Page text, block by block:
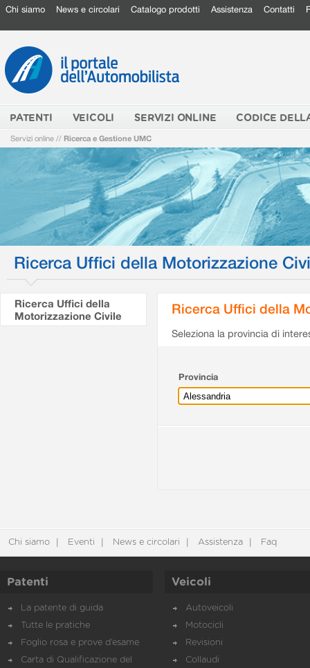
Chi siamo News e circolari Catalogo prodotti Assistenza Contatti
PATENTI VEICOLI SERVIZI ONLINE CODICE
Servizi online // Ricerca e Gestione UMC
Ricerca Uffici della Motorizzazione
Ricerca Uffici della
Motorizzazione Civile
Ricerca Uffici della
Seleziona la provincia di
Provincia
Chi siamo Eventi News e circolari Assistenza Faq
Patenti
La patente di guida
Tutte le pratiche
Foglio rosa e prove d’esame
Carta di Qualificazione del
Veicoli
Autoveicoli
Motocicli
Revisioni
Collaudi